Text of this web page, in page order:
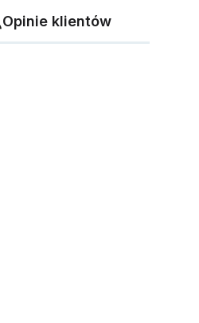
Opinie klientów